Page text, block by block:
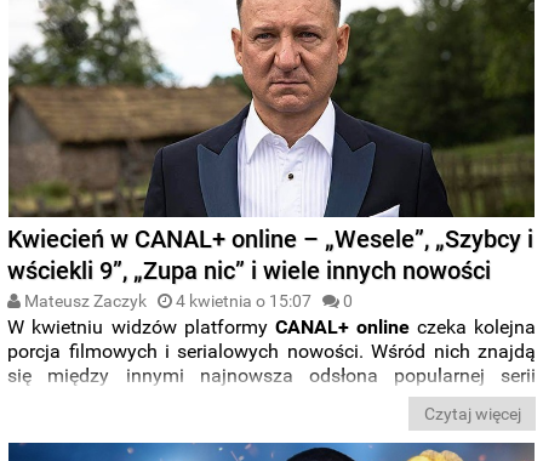
Kwiecień w CANAL+ online – „Wesele”, „Szybcy i
wściekli 9”, „Zupa nic” i wiele innych nowości
Mateusz Zaczyk 4 kwietnia o 15:07 0
W kwietniu widzów platformy CANAL+ onlineczeka kolejna
porcja filmowych i serialowych nowości. Wśród nich znajdą
się między innymi najnowsza odsłona popularnej serii
”, a także serialowa wersja
”. Sprawdźcie wszystkie produkcje,
na które możemy liczyć.
Czytaj więcej